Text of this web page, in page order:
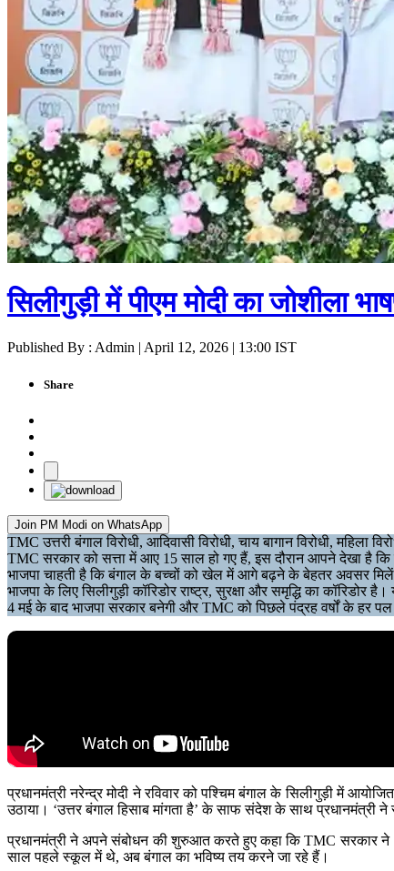
सिलीगुड़ी में पीएम मोदी का जोशीला
Published By : Admin | April 12, 2026 | 13:00 IST
Share
Join PM Modi on WhatsApp
TMC उत्तरी बंगाल विरोधी, आदिवासी विरोधी, चाय बागान विरोधी, महिला
TMC सरकार को सत्ता में आए 15 साल हो गए हैं, इस दौरान आपने देखा है
भाजपा चाहती है कि बंगाल के बच्चों को खेल में आगे बढ़ने के बेहतर अवसर मिलें,
भाजपा के लिए सिलीगुड़ी कॉरिडोर राष्ट्र, सुरक्षा और समृद्धि का कॉरिडोर
4 मई के बाद भाजपा सरकार बनेगी और TMC को पिछले पंद्रह वर्षों के हर पल
प्रधानमंत्री नरेन्द्र मोदी ने रविवार को पश्चिम बंगाल के सिलीगुड़ी में
उठाया। ‘उत्तर बंगाल हिसाब मांगता है’ के साफ संदेश के साथ प्रधानमंत्री ने
प्रधानमंत्री ने अपने संबोधन की शुरुआत करते हुए कहा कि TMC सरकार ने
साल पहले स्कूल में थे, अब बंगाल का भविष्य तय करने जा रहे हैं।